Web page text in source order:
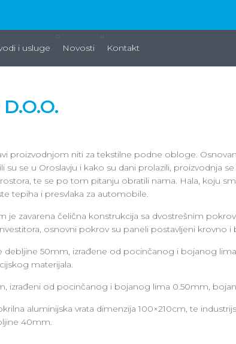
i usluge Novosti Kontakt
proizvodnjom niti za tekstilne podne obloge.
su se u Oroslavju i kako su dani prolazili, proizvodnja
te se po tom pitanju obratili nama. Hala, koju
tepiha i presvlaka za automobile.
je zavarena čelična konstrukcija sa dvostrešnim
osnovni pokrov su paneli postavljeni krovno i
debljine 50mm, izrađene od pocinčanog i bojanog
materijala.
izrađeni od pocinčanog i bojanog lima 0.50mm,
aluminijska vrata dimenzija 100×210cm, te
40mm.